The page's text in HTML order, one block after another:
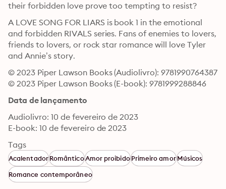
their forbidden love prove too tempting to resist?
A LOVE SONG FOR LIARS is book 1 in the emotional
and forbidden RIVALS series. Fans of enemies to lovers,
friends to lovers, or rock star romance will love Tyler
and Annie’s story.
© 2023 Piper Lawson Books (Audiolivro): 9781990764387
© 2023 Piper Lawson Books (E-book): 9781999288846
Data de lançamento
Audiolivro: 10 de fevereiro de 2023
E-book: 10 de fevereiro de 2023
Tags
AcalentadorRomânticoAmor proibidoPrimeiro amorMúsicos
Romance contemporâneo